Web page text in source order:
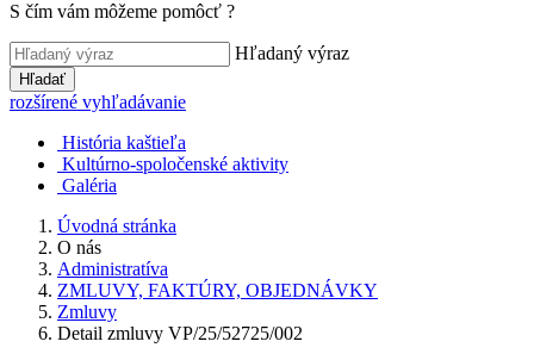
S čím vám môžeme pomôcť ?
Hľadaný výraz
Hľadať
rozšírené vyhľadávanie
História kaštieľa
Kultúrno-spoločenské aktivity
Galéria
Úvodná stránka
O nás
Administratíva
ZMLUVY, FAKTÚRY, OBJEDNÁVKY
Zmluvy
Detail zmluvy VP/25/52725/002